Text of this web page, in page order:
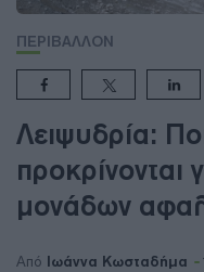
ΠΕΡΙΒΑΛΛΟΝ
Λειψυδρία:
προκρίνονται
μονάδων
Από Ιωάννα Κωσταδήμα